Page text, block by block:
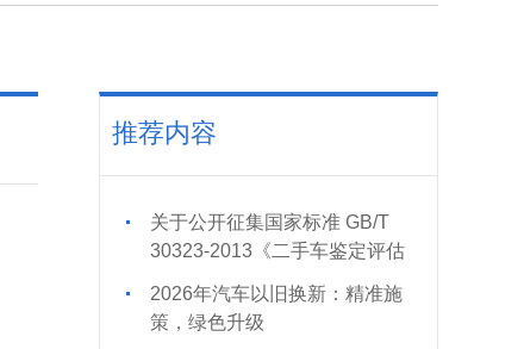
推荐内容
关于公开征集国家标准 GB/T
30323-2013《二手车鉴定评估
技术规范》修订意见及修订项
目起草单位的通知
2026年汽车以旧换新：精准施
策，绿色升级